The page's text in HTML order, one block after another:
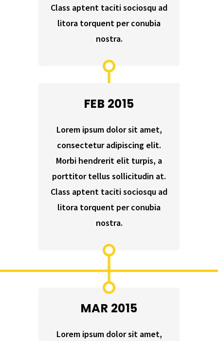
Class aptent taciti sociosqu ad
litora torquent per conubia
nostra.
FEB 2015
Lorem ipsum dolor sit amet,
consectetur adipiscing elit.
Morbi hendrerit elit turpis, a
porttitor tellus sollicitudin at.
Class aptent taciti sociosqu ad
litora torquent per conubia
nostra.
MAR 2015
Lorem ipsum dolor sit amet,